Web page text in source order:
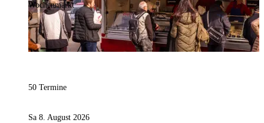
Wochenmarkt
50 Termine
Sa 8. August 2026